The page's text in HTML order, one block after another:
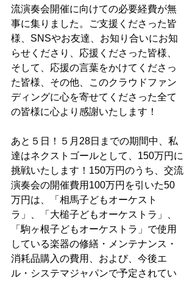
流演奏会開催に向けての必要経費が無
事に集りました。ご支援くださった皆
様、SNSやお友達、お知り合いにお知
らせくださり、応援くださった皆様、
そして、応援の言葉をかけてくださっ
た皆様、その他、このクラウドファン
ディングに心を寄せてくださった全て
の皆様に心より感謝いたします！
あと５日！５月28日までの期間中、私
達はネクストゴールとして、150万円に
挑戦いたします！150万円のうち、交流
演奏会の開催費用100万円を引いた50
万円は、「相馬子どもオーケスト
ラ」、「大槌子どもオーケストラ」、
「駒ヶ根子どもオーケストラ」で使用
している楽器の修繕・メンテナンス・
消耗品購入の費用、および、今後エ
ル・システマジャパンで予定されてい